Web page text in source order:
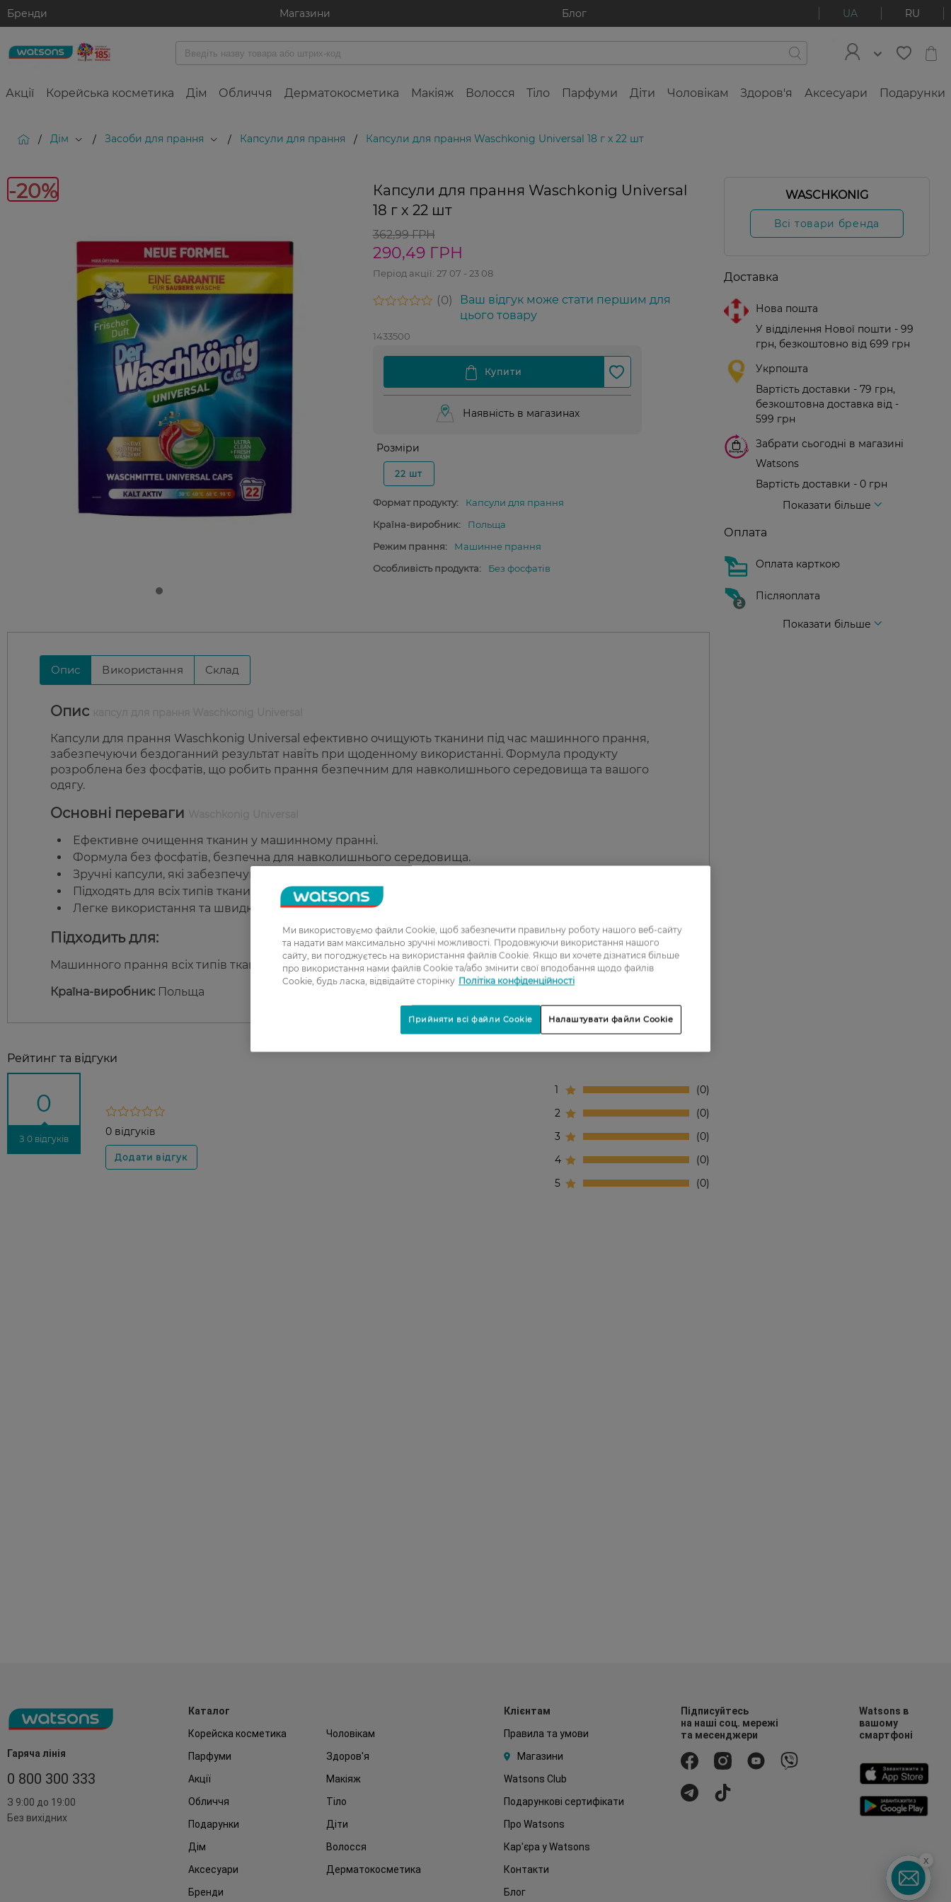
Бренди Магазини Блог UA RU
Акції Корейська косметика Дім Обличчя Дерматокосметика Макіяж Волосся Тіло Парфуми Діти Чоловікам Здоров'я Аксесуари Подарунки
/ Дім / Засоби для прання / Капсули для прання / Капсули для прання Waschkonig Universal 18 г х 22 шт
-20%
Капсули для прання Waschkonig Universal
18 г х 22 шт
362,99 ГРН
290,49 ГРН
Період акції: 27 07 - 23 08
0
Ваш відгук може стати першим для
цього товару
1433500
Наявність в магазинах
Розміри
22 шт
Формат продукту:
Капсули для прання
Країна-виробник:
Польща
Режим прання:
Машинне прання
Особливість продукта:
Без фосфатів
Опис Використання Склад
Опис
Капсули для прання Waschkonig Universal ефективно очищують тканини під час машинного прання,
забезпечуючи бездоганний результат навіть при щоденному використанні. Формула продукту
розроблена без фосфатів, що робить прання безпечним для навколишнього середовища та вашого
одягу.
Основні переваги
Ефективне очищення тканин у машинному пранні.
Формула без фосфатів, безпечна для навколишнього середовища.
Зручні капсули, які забезпечують точну дозу для прання.
Підходять для всіх типів тканин, включаючи кольорові та білі.
Легке використання та швидкий результат.
Підходить для:
Машинного прання всіх типів тканин.
Країна-виробник: Польща
Рейтинг та відгуки
0
З 0 відгуків
0 відгуків
1
0
2
0
3
0
4
0
5
0
WASCHKONIG
Всі товари бренда
Доставка
Нова пошта
У відділення Нової пошти - 99
грн, безкоштовно від 699 грн
Укрпошта
Вартість доставки - 79 грн,
безкоштовна доставка від -
599 грн
Забрати сьогодні в магазині
Watsons
Вартість доставки - 0 грн
Показати більше
Оплата
Оплата карткою
Післяоплата
Показати більше
Гаряча лінія
0 800 300 333
З 9:00 до 19:00
Без вихідних
Каталог
Корейска косметика
Чоловікам
Парфуми
Здоров'я
Акції
Макіяж
Обличчя
Тіло
Подарунки
Діти
Дім
Волосся
Аксесуари
Дерматокосметика
Бренди
Клієнтам
Правила та умови
Магазини
Watsons Club
Подарункові сертифікати
Про Watsons
Кар'єра у Watsons
Контакти
Блог
Підписуйтесь
на наші соц. мережі
та месенджери
Watsons в
вашому
смартфоні
x
Ми використовуємо файли Cookie, щоб забезпечити правильну роботу нашого веб-сайту
та надати вам максимально зручні можливості. Продовжуючи використання нашого
сайту, ви погоджуєтесь на використання файлів Cookie. Якщо ви хочете дізнатися більше
про використання нами файлів Cookie та/або змінити свої вподобання щодо файлів
Cookie, будь ласка, відвідайте сторінку Політіка конфіденційності
Налаштувати файли Cookie
Прийняти всі файли Cookie